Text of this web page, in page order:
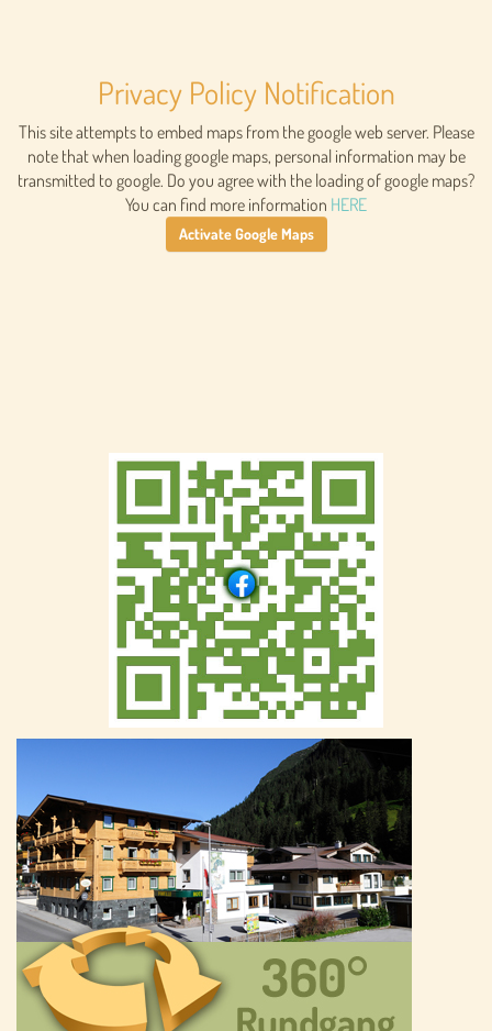
Privacy Policy Notification
This site attempts to embed maps from the google web server. Please
note that when loading google maps, personal information may be
transmitted to google. Do you agree with the loading of google maps?
You can find more information HERE